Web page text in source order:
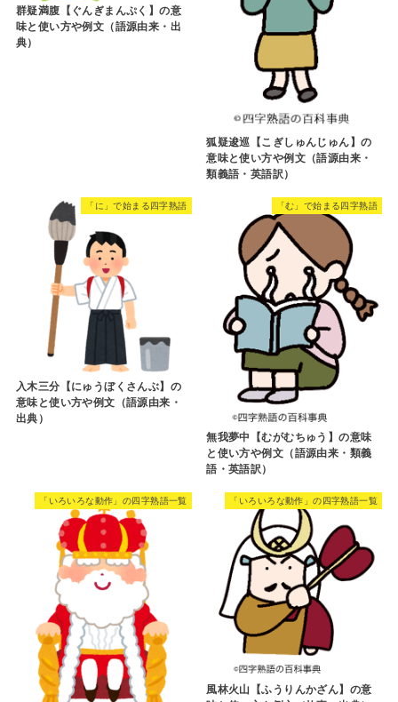
群疑満腹【ぐんぎまんぷく】の意
味と使い方や例文（語源由来・出
典）
狐疑逡巡【こぎしゅんじゅん】の
意味と使い方や例文（語源由来・
類義語・英語訳）
「に」で始まる四字熟語
入木三分【にゅうぼくさんぶ】の
意味と使い方や例文（語源由来・
出典）
「む」で始まる四字熟語
無我夢中【むがむちゅう】の意味
と使い方や例文（語源由来・類義
語・英語訳）
「いろいろな動作」の四字熟語一覧 「いろいろな動作」の四字熟語一覧
風林火山【ふうりんかざん】の意